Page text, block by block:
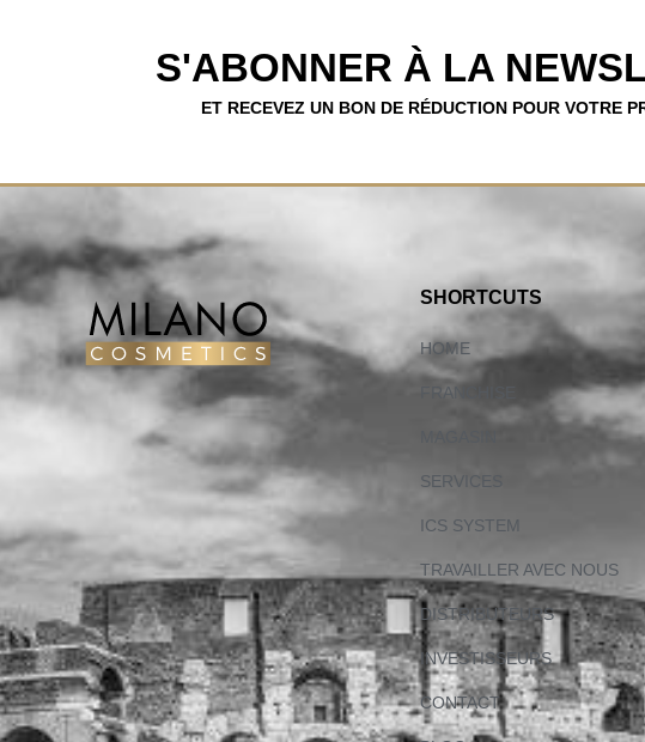
S'ABONNER À LA
ET RECEVEZ UN BON DE RÉDUCTION POUR VOTRE
SHORTCUTS
HOME
FRANCHISE
SERVICES
ICS SYSTEM
TRAVAILLER AVEC NOUS
DISTRIBUTEURS
INVESTISSEURS
CONTACT